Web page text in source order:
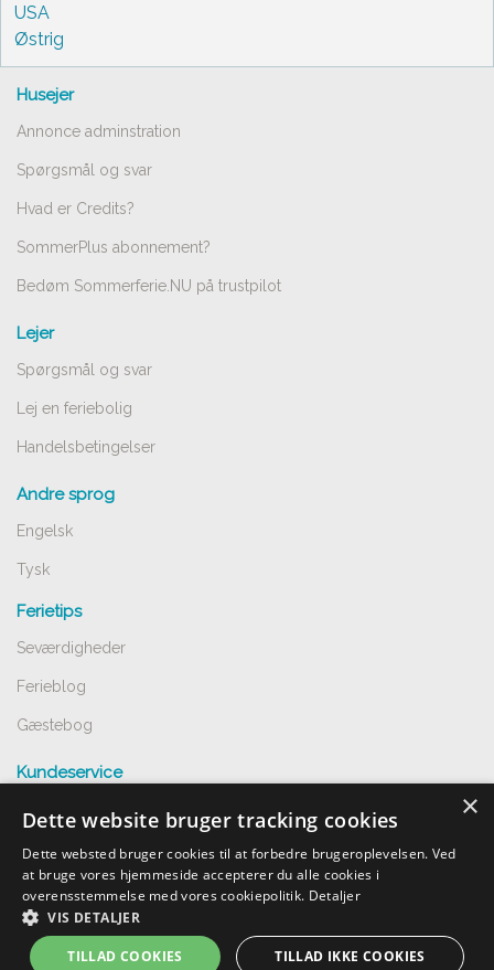
USA
Østrig
Husejer
Annonce adminstration
Spørgsmål og svar
Hvad er Credits?
SommerPlus abonnement?
Bedøm Sommerferie.NU på trustpilot
Lejer
Spørgsmål og svar
Lej en feriebolig
Handelsbetingelser
Andre sprog
Engelsk
Tysk
Ferietips
Seværdigheder
Ferieblog
Gæstebog
Kundeservice
Spørgsmål og svar
Opret annnoce
Handelsbetingelser
Undgå snyd
×
Dette website bruger tracking cookies
Dette websted bruger cookies til at forbedre brugeroplevelsen. Ved
at bruge vores hjemmeside accepterer du alle cookies i
overensstemmelse med vores cookiepolitik. Detaljer
VIS DETALJER
TILLAD COOKIES TILLAD IKKE COOKIES